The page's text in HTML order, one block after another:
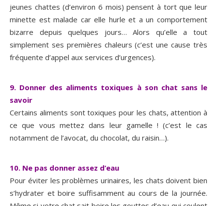
jeunes chattes (d’environ 6 mois) pensent à tort que leur
minette est malade car elle hurle et a un comportement
bizarre depuis quelques jours… Alors qu’elle a tout
simplement ses premières chaleurs (c’est une cause très
fréquente d’appel aux services d’urgences).
9. Donner des aliments toxiques à son chat sans le
savoir
Certains aliments sont toxiques pour les chats, attention à
ce que vous mettez dans leur gamelle ! (c’est le cas
notamment de l’avocat, du chocolat, du raisin…).
10. Ne pas donner assez d’eau
Pour éviter les problèmes urinaires, les chats doivent bien
s’hydrater et boire suffisamment au cours de la journée.